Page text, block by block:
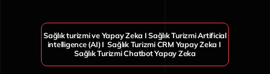
Sağlık turizmi ve Yapay Zeka I Sağlık Turizmi Artificial
intelligence (AI) I Sağlık Turizmi CRM Yapay Zeka I
Sağlık Turizmi Chatbot Yapay Zeka